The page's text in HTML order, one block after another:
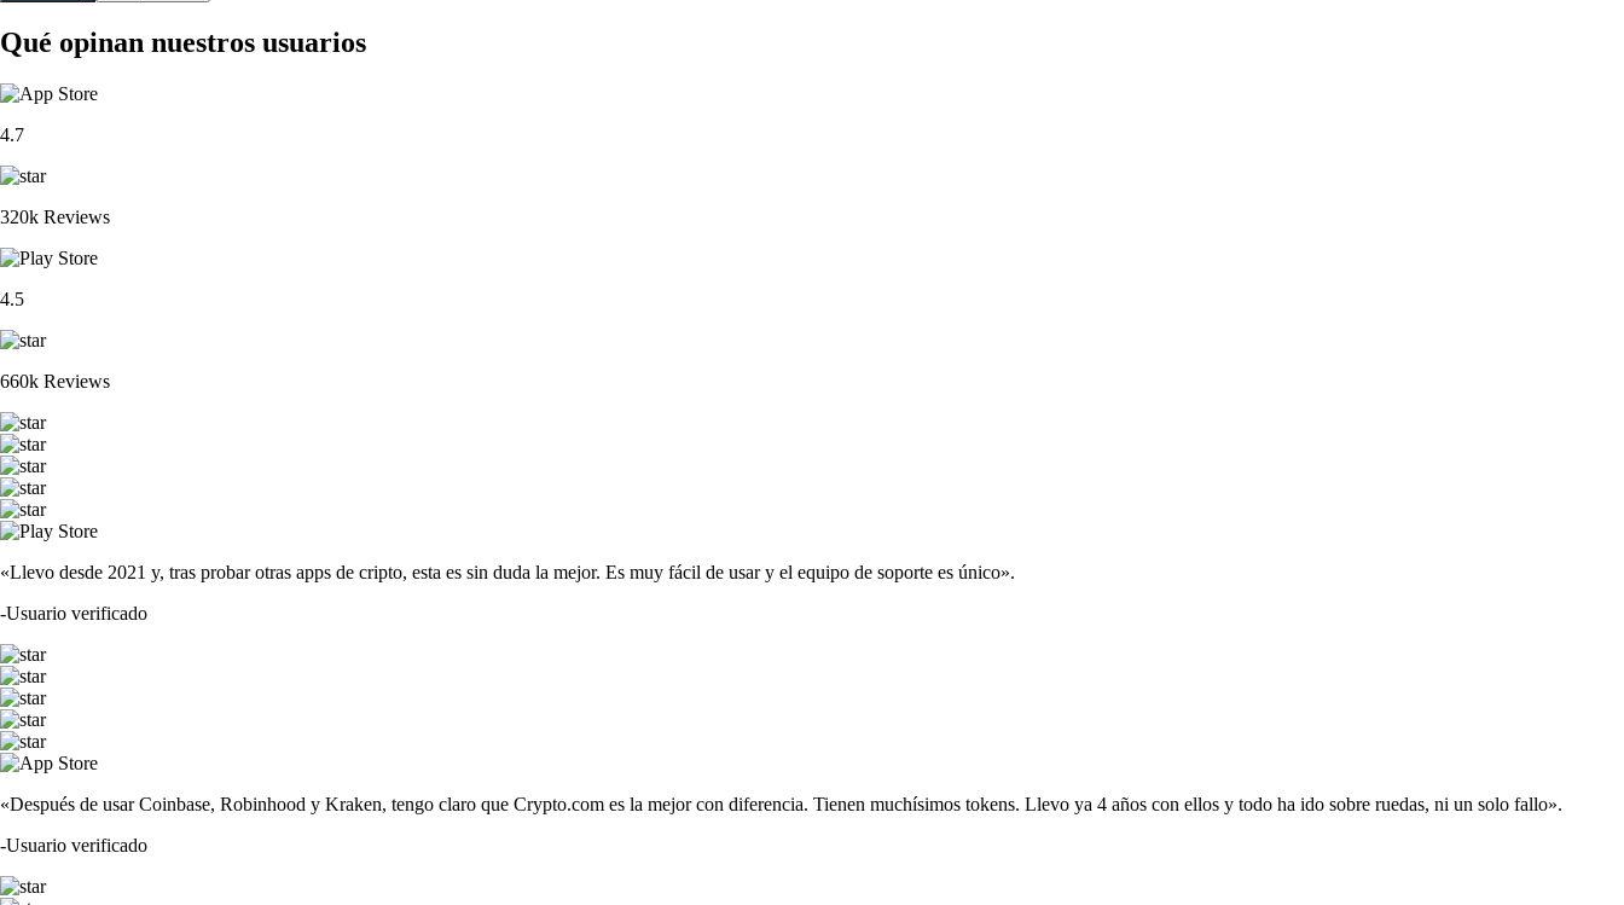
Qué opinan nuestros usuarios
4.7
320k Reviews
4.5
660k Reviews
«Llevo desde 2021 y, tras probar otras apps de cripto, esta es sin duda la mejor. Es muy fácil de usar y el equipo de soporte es único».
-Usuario verificado
«Después de usar Coinbase, Robinhood y Kraken, tengo claro que Crypto.com es la mejor con diferencia. Tienen muchísimos tokens. Llevo ya 4 años con ellos y todo ha ido sobre ruedas, ni un solo fallo».
-Usuario verificado